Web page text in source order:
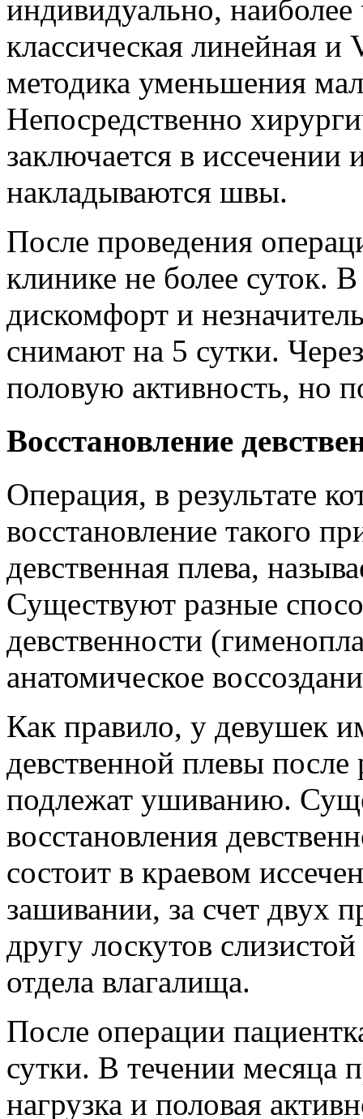
индивидуально, наиболее
классическая линейная и
методика уменьшения
Непосредственно
заключается в иссечении
накладываются швы.
После проведения
клинике не более суток.
дискомфорт и
снимают на 5 сутки.
половую активность, но
Восстановление
Операция, в результате
восстановление такого
девственная плева,
Существуют разные
девственности
анатомическое
Как правило, у девушек
девственной плевы
подлежат ушиванию.
восстановления
состоит в краевом
зашивании, за счет двух
другу лоскутов
отдела влагалища.
После операции
сутки. В течении месяца
нагрузка и половая